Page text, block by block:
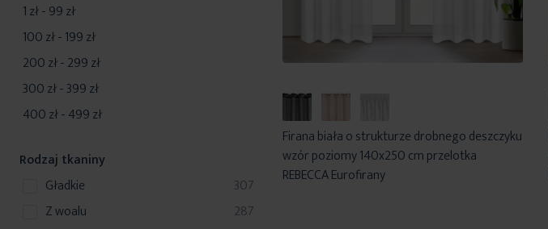
Firana biała o strukturze drobnego deszczyku
wzór poziomy 140x250 cm przelotka
REBECCA Eurofirany
1 zł-99 zł
100 zł-199 zł
200 zł-299 zł
300 zł-399 zł
400 zł-499 zł
Rodzaj tkaniny
gładkie
307
produkty
z woalu
287
produkty